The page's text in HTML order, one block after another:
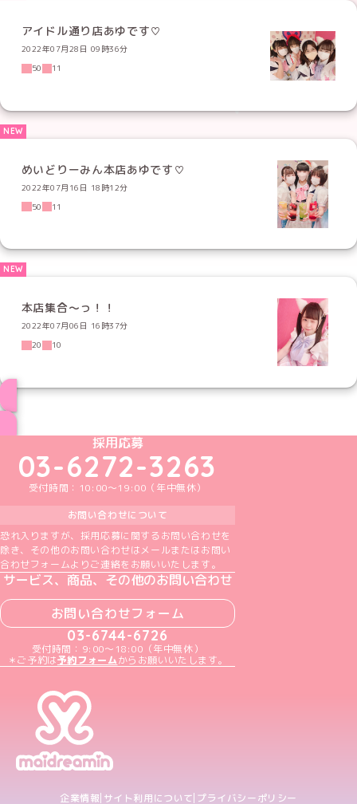
アイドル通り店あゆです♡
2022年07月28日 09時36分
50
11
めいどりーみん本店あゆです♡
2022年07月16日 18時12分
50
11
本店集合〜っ！！
2022年07月06日 16時37分
20
10
めいどりーみんTikTok公式アカウント
めいどりーみんX公式アカウント
めいどりーみんInstagram公式アカウント
めいどりーみんFacebook公式アカウン
めいどりーみんYouTube公式アカ
採用応募
03-6272-3263
受付時間：10:00～19:00（年中無休）
お問い合わせについて
恐れ入りますが、採用応募に関するお問い合わせを
除き、その他のお問い合わせはメールまたはお問い
合わせフォームよりご連絡をお願いいたします。
サービス、商品、その他のお問い合わせ
お問い合わせフォーム
03-6744-6726
受付時間：9:00～18:00（年中無休）
＊ご予約は予約フォームからお願いいたします。
企業情報 サイト利用について プライバシーポリシー